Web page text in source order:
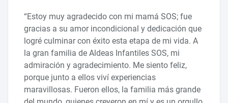
“Estoy muy agradecido con mi mamá SOS; fue
gracias a su amor incondicional y dedicación que
logré culminar con éxito esta etapa de mi vida. A
la gran familia de Aldeas Infantiles SOS, mi
admiración y agradecimiento. Me siento feliz,
porque junto a ellos viví experiencias
maravillosas. Fueron ellos, la familia más grande